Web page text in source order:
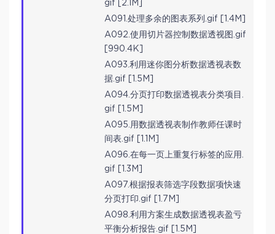
gif [2.1M]
A091.处理多余的图表系列.gif [1.4M]
A092.使用切片器控制数据透视图.gif
[990.4K]
A093.利用迷你图分析数据透视表数
据.gif [1.5M]
A094.分页打印数据透视表分类项目.
gif [1.5M]
A095.用数据透视表制作教师任课时
间表.gif [1.1M]
A096.在每一页上重复行标签的应用.
gif [1.3M]
A097.根据报表筛选字段数据项快速
分页打印.gif [1.7M]
A098.利用方案生成数据透视表盈亏
平衡分析报告.gif [1.5M]